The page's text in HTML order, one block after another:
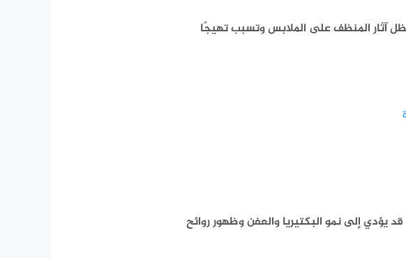
آثار المنظف على الملابس وتسبب تهيجًا
يؤدي إلى نمو البكتيريا والعفن وظهور روائح